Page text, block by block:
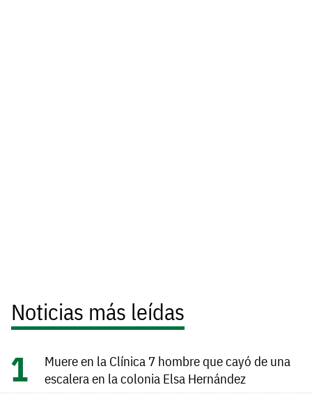
Noticias más leídas
Muere en la Clínica 7 hombre que cayó de una
escalera en la colonia Elsa Hernández